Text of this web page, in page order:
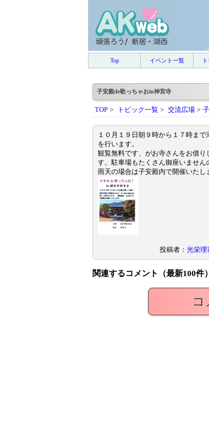
Top イベント一覧
子安殿de歌っちゃおin神宮寺
TOP > トピック一覧 > 交流広場 >
１０月１９日朝９時から１７時ま
を行います。
観覧無料です、がお寺さんをお借
す。駐車場もたくさん御座いません
雨天の場合は子安殿内で開催いたし
投稿者： 光栄理
関連するコメント（最新100件）